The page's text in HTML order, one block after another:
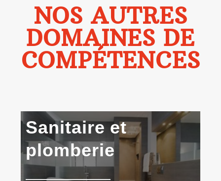
NOS AUTRES
DOMAINES DE
COMPÉTENCES
Sanitaireet
plomberie